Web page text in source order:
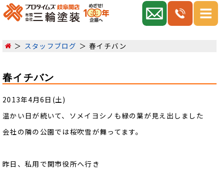
スタッフブログ 春イチバン
春イチバン
2013年4月6日(土)
温かい日が続いて、ソメイヨシノも緑の葉が見え出しました
会社の隣の公園では桜吹雪が舞ってます。
昨日、私用で関市役所へ行き